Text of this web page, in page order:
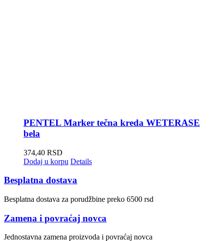
PENTEL Marker tečna kreda WETERASE
bela
374,40 RSD
Dodaj u korpu Details
Besplatna dostava
Besplatna dostava za porudžbine preko 6500 rsd
Zamena i povraćaj novca
Jednostavna zamena proizvoda i povraćaj novca